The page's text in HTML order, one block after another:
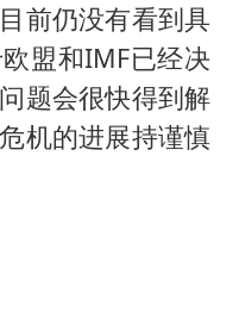
前仍没有看到具
盟和IMF已经决
题会很快得到解
机的进展持谨慎